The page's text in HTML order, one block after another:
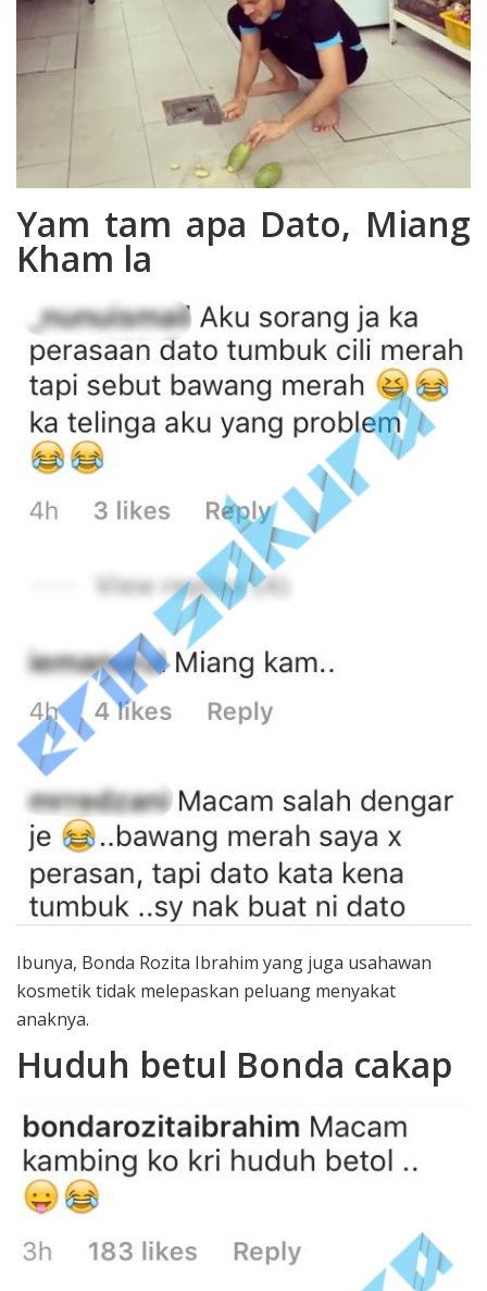
Yam tam apa Dato, Miang
Kham la
Ibunya, Bonda Rozita Ibrahim yang juga usahawan
kosmetik tidak melepaskan peluang menyakat
anaknya.
Huduh betul Bonda cakap